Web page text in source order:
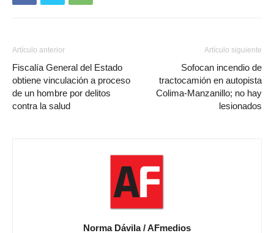
Artículo anterior
Fiscalía General del Estado
obtiene vinculación a proceso
de un hombre por delitos
contra la salud
Artículo siguiente
Sofocan incendio de
tractocamión en autopista
Colima-Manzanillo; no hay
lesionados
Norma Dávila / AFmedios